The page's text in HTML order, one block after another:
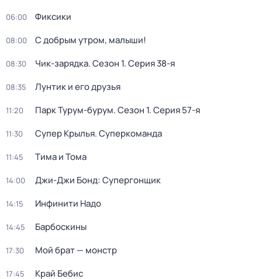
06:00 Фиксики
08:00 С добрым утром, малыши!
08:30 Чик-зарядка. Сезон 1. Серия 38-я
08:35 Лунтик и его друзья
11:20 Парк Турум-бурум. Сезон 1. Серия 57-я
11:30 Супер Крылья. Суперкоманда
11:45 Тима и Тома
14:00 Джи-Джи Бонд: Супергонщик
14:15 Инфинити Надо
14:45 Барбоскины
17:30 Мой брат — монстр
17:45 Край Бебис